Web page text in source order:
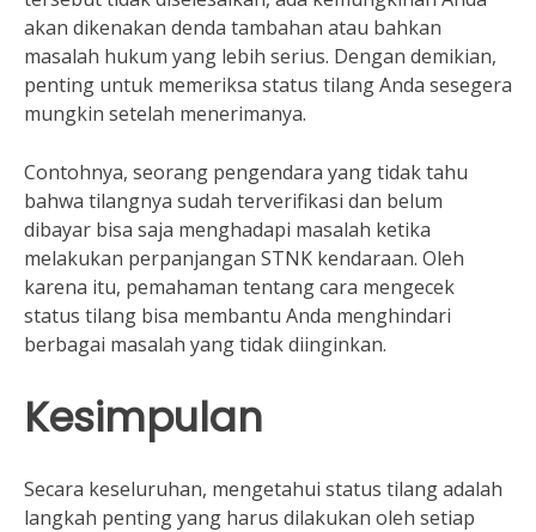
akan dikenakan denda tambahan atau bahkan
masalah hukum yang lebih serius. Dengan demikian,
penting untuk memeriksa status tilang Anda sesegera
mungkin setelah menerimanya.
Contohnya, seorang pengendara yang tidak tahu
bahwa tilangnya sudah terverifikasi dan belum
dibayar bisa saja menghadapi masalah ketika
melakukan perpanjangan STNK kendaraan. Oleh
karena itu, pemahaman tentang cara mengecek
status tilang bisa membantu Anda menghindari
berbagai masalah yang tidak diinginkan.
Kesimpulan
Secara keseluruhan, mengetahui status tilang adalah
langkah penting yang harus dilakukan oleh setiap